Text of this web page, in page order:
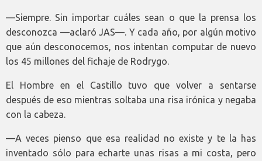
—Siempre. Sin importar cuáles sean o que la prensa los
desconozca —aclaró JAS—. Y cada año, por algún motivo
que aún desconocemos, nos intentan computar de nuevo
los 45 millones del fichaje de Rodrygo.
El Hombre en el Castillo tuvo que volver a sentarse
después de eso mientras soltaba una risa irónica y negaba
con la cabeza.
—A veces pienso que esa realidad no existe y te la has
inventado sólo para echarte unas risas a mi costa, pero